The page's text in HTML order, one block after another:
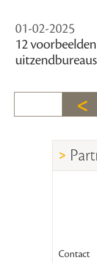
01-02-2025
12
uitzendbureaus
Contact